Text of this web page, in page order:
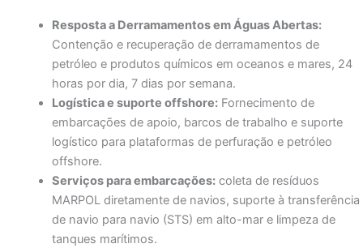
Resposta a Derramamentos em Águas Abertas:
Contenção e recuperação de derramamentos de
petróleo e produtos químicos em oceanos e mares, 24
horas por dia, 7 dias por semana.
Logística e suporte offshore:Fornecimento de
embarcações de apoio, barcos de trabalho e suporte
logístico para plataformas de perfuração e petróleo
offshore.
Serviços para embarcações:coleta de resíduos
MARPOL diretamente de navios, suporte à transferência
de navio para navio (STS) em alto-mar e limpeza de
tanques marítimos.